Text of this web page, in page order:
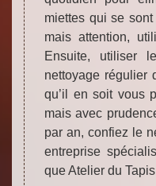
miettes qui se
mais attention,
Ensuite, utiliser
nettoyage régulier
qu’il en soit vous
mais avec
par an, confiez le
entreprise
que Atelier du